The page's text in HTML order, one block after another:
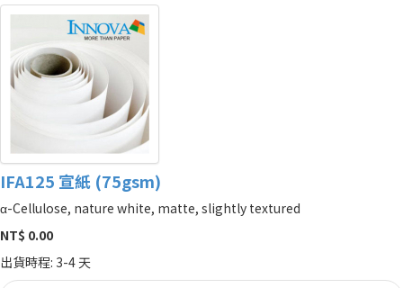
IFA125 宣紙 (75gsm)
α-Cellulose, nature white, matte, slightly textured
NT$ 0.00
出貨時程: 3-4 天